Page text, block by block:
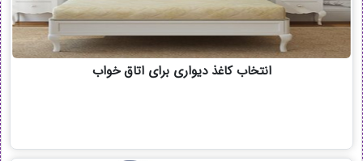
انتخاب کاغذ دیواری برای اتاق خواب